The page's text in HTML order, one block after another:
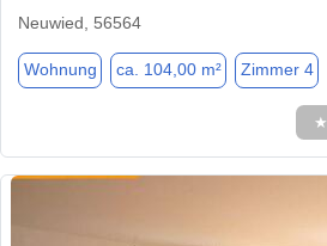
Neuwied, 56564
Wohnung ca. 104,00 m² Zimmer 4
★